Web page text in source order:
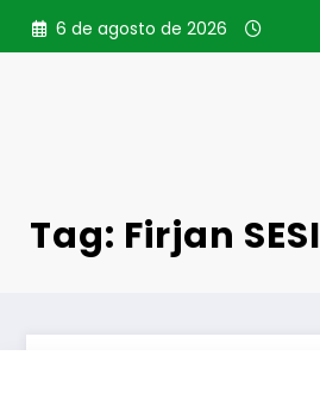
Pular
para
6 de agosto de 2026
Tag: Firjan SESI